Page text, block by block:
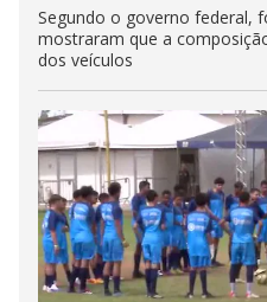
Segundo o governo federal,
mostraram que a
dos veículos